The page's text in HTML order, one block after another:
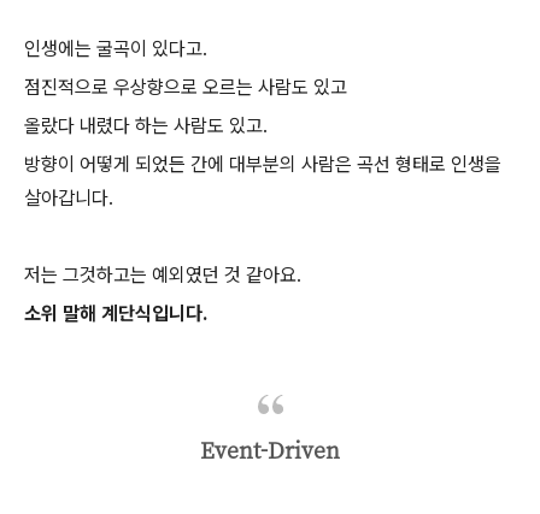
인생에는 굴곡이 있다고.
점진적으로 우상향으로 오르는 사람도 있고
올랐다 내렸다 하는 사람도 있고.
방향이 어떻게 되었든 간에 대부분의 사람은 곡선 형태로 인생을
살아갑니다.
저는 그것하고는 예외였던 것 같아요.
소위 말해 계단식입니다.
Event-Driven